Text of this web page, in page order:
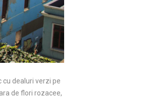
dealuri verzi pe
de flori rozacee,